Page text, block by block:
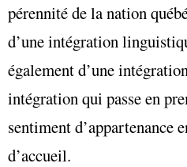
pérennité de la nation
d’une intégration
également d’une
intégration qui passe en
sentiment d’appartenance
d’accueil.